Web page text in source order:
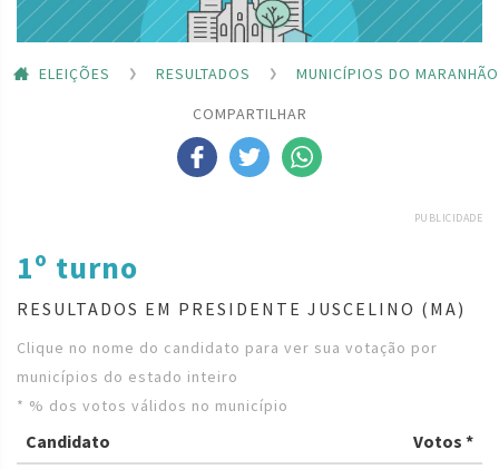
ELEIÇÕES RESULTADOS
MUNICÍPIOS DO MARANHÃO
COMPARTILHAR
PUBLICIDADE
1º turno
RESULTADOS EM PRESIDENTE JUSCELINO (MA)
Clique no nome do candidato para ver sua votação por
municípios do estado inteiro
* % dos votos válidos no município
Candidato Votos *